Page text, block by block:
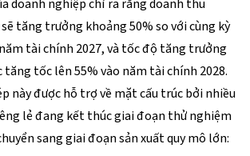
doanh nghiệp chỉ ra rằng doanh thu
tăng trưởng khoảng 50% so với cùng kỳ
tài chính 2027, và tốc độ tăng trưởng
tăng tốc lên 55% vào năm tài chính 2028.
này được hỗ trợ về mặt cấu trúc bởi nhiều
lẻ đang kết thúc giai đoạn thử nghiệm
sang giai đoạn sản xuất quy mô lớn: